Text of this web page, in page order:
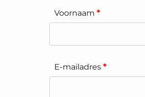
Voornaam*
E-mailadres*